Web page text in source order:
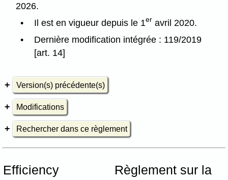
2026.
Il est en vigueur depuis le 1er avril 2020.
Dernière modification intégrée : 119/2019
[art. 14]
Version(s) précédente(s)
Modifications
Rechercher dans ce règlement
Efficiency
Règlement sur la